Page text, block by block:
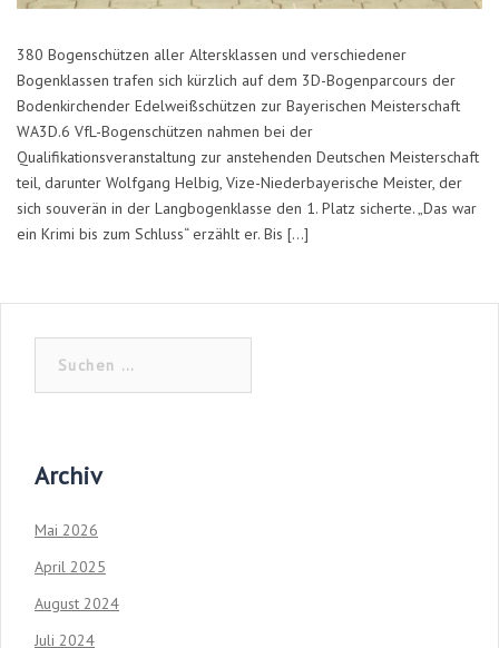
380 Bogenschützen aller Altersklassen und verschiedener
Bogenklassen trafen sich kürzlich auf dem 3D-Bogenparcours der
Bodenkirchender Edelweißschützen zur Bayerischen Meisterschaft
WA3D.6 VfL-Bogenschützen nahmen bei der
Qualifikationsveranstaltung zur anstehenden Deutschen Meisterschaft
teil, darunter Wolfgang Helbig, Vize-Niederbayerische Meister, der
sich souverän in der Langbogenklasse den 1. Platz sicherte. „Das war
ein Krimi bis zum Schluss“ erzählt er. Bis […]
nach:
Archiv
Mai 2026
April 2025
August 2024
Juli 2024